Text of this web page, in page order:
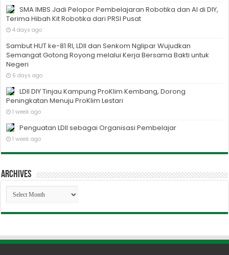
SMA IMBS Jadi Pelopor Pembelajaran Robotika dan AI di DIY,
Terima Hibah Kit Robotika dari PRSI Pusat
4 days ago
Sambut HUT ke-81 RI, LDII dan Senkom Nglipar Wujudkan
Semangat Gotong Royong melalui Kerja Bersama Bakti untuk
Negeri
6 days ago
LDII DIY Tinjau Kampung ProKlim Kembang, Dorong
Peningkatan Menuju ProKlim Lestari
1 week ago
Penguatan LDII sebagai Organisasi Pembelajar
1 week ago
Archives
Archives